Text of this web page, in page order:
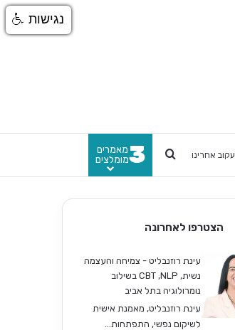
עקוב אחרינו חפש3מאמרים
מומלצים
הצטרפו לאחרונה
עינת רוזנבליט - צמיחה והעצמה
נשית, CBT ,NLP בשילוב
נומרולוגיה בתל אביב
עינת רוזנבליט, מאמנת אישית
לשיקום נפשי, התפתחות...
נגישות